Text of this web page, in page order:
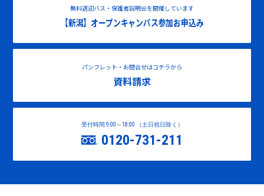
無料送迎バス・保護者説明会を開催しています
【新潟】オープンキャンパス参加お申込み
パンフレット・お問合せはコチラから
資料請求
受付時間 9:00～18:00 （土日祝日除く）
0120-731-211